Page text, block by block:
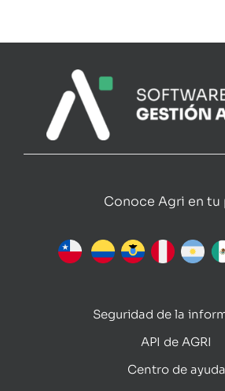
Conoce Agri en tu
Seguridad de la
API de AGRI
Centro de ayuda